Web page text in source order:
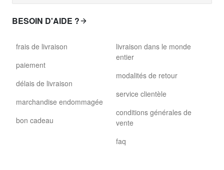
BESOIN D'AIDE ?
frais de livraison
paiement
délais de livraison
marchandise endommagée
bon cadeau
livraison dans le monde
entier
modalités de retour
service clientèle
conditions générales de
vente
faq